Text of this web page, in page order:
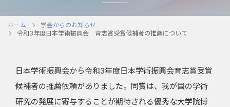
本学会について
学会活動
刊行物
ホーム
学会からのお知らせ
令和3年度日本学術振興会 育志賞受賞候補者の推薦について
日本学術振興会から令和3年度日本学術振興会育志賞受賞
候補者の推薦依頼がありました。同賞は、我が国の学術
研究の発展に寄与することが期待される優秀な大学院博